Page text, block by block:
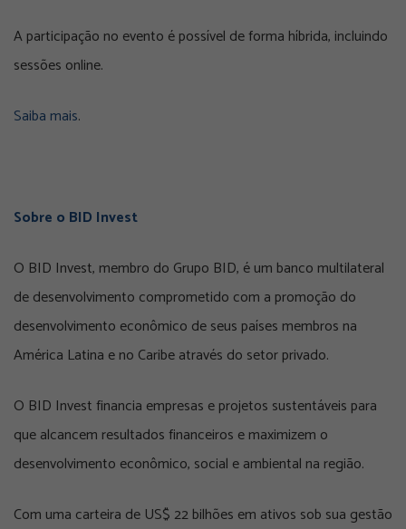
A participação no evento é possível de forma híbrida, incluindo
sessões online.
Saiba mais.
Sobre o BID Invest
O BID Invest, membro do Grupo BID, é um banco multilateral
de desenvolvimento comprometido com a promoção do
desenvolvimento econômico de seus países membros na
América Latina e no Caribe através do setor privado.
O BID Invest financia empresas e projetos sustentáveis para
que alcancem resultados financeiros e maximizem o
desenvolvimento econômico, social e ambiental na região.
Com uma carteira de US$ 22 bilhões em ativos sob sua gestão